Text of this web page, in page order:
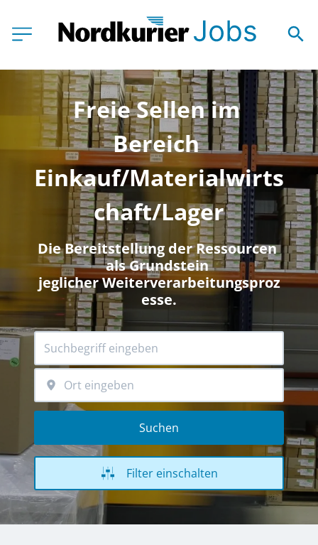
Freie Sellen im
Bereich
Einkauf/Materialwirts
chaft/Lager
Die Bereitstellung der Ressourcen
als Grundstein
jeglicher Weiterverarbeitungsproz
esse.
Suchen
Filter einschalten